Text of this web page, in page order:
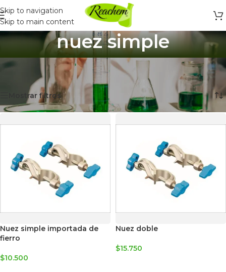
Skip to navigation
Skip to main content
nuez simple
Inicio
Productos etiquetados “nuez simple”
Mostrando 2 resultados
Mostrar filtros
Nuez simple importada de
fierro
$10.500
Nuez doble
$15.750